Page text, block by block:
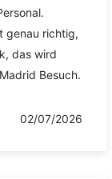
genau richtig,
das wird
Besuch.
02/07/2026